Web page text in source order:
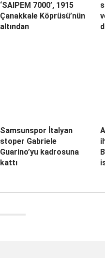
‘SAIPEM 7000’, 1915
Çanakkale Köprüsü’nün
altından
Samsunspor İtalyan
stoper Gabriele
Guarino’yu kadrosuna
kattı